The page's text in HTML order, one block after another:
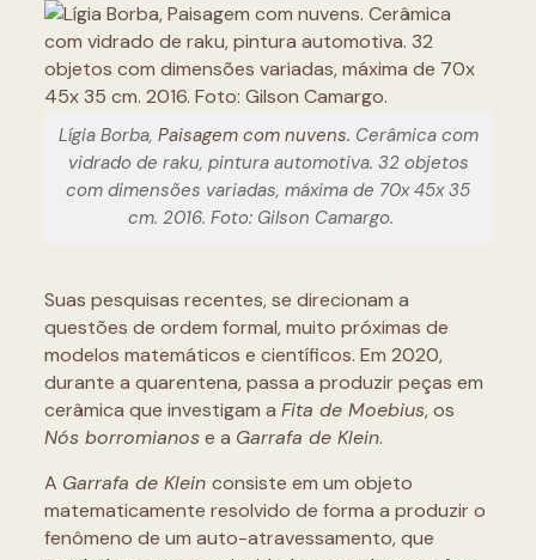
Lígia Borba, Paisagem com nuvens. Cerâmica com
vidrado de raku, pintura automotiva. 32 objetos
com dimensões variadas, máxima de 70x 45x 35
cm. 2016. Foto: Gilson Camargo.
Suas pesquisas recentes, se direcionam a
questões de ordem formal, muito próximas de
modelos matemáticos e científicos. Em 2020,
durante a quarentena, passa a produzir peças em
cerâmica que investigam a Fita de Moebius, os
Nós borromianose a Garrafa de Klein.
A Garrafa de Klein consiste em um objeto
matematicamente resolvido de forma a produzir o
fenômeno de um auto-atravessamento, que